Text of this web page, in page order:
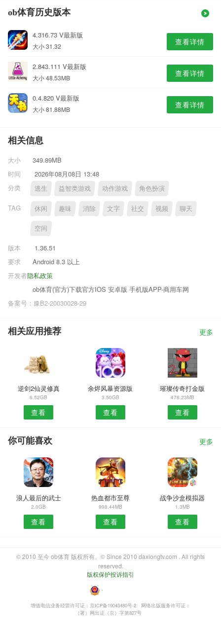
ob体育历史版本
4.316.73 V最新版
大小 31.32 查看详情
2.843.111 V最新版
大小 48.53MB 查看详情
0.4.820 V最新版
大小 81.88MB 查看详情
相关信息
大小
349.89MB
时间
2026年08月08日 13:48
分类
逃生 益智类游戏 动作游戏 角色扮演
TAG 休闲 趣味 消除 文字 社交 视频 聊天
空间
版本
1.36.51
要求
Android 8.3 以上
隐私政策
开发者
ob体育(官方)下载官方IOS 安卓版 手机版APP-商用车网
备案号：豫B2-20030028-29
相关应用推荐 更多
逆剑2仙灵修真
6.52GB
查看
余烬风暴资源版
3.50GB
查看
璀璨传奇打金版
478.23MB
查看
你可能喜欢 更多
浪人最后的武士
2.0GB
查看
热血都市至尊
998.44MB
查看
战争沙盒模拟器
1.3MB
查看
© 2010 至今 ob体育 版权所有。© Since 2010 daxiongtv.com . All rights
reserved.
版权保护投诉指引
・
增值电信业务经营许可证：京ICP备19043480号-2
网络出版服务许可证：
（署）网出证（京）字第827号